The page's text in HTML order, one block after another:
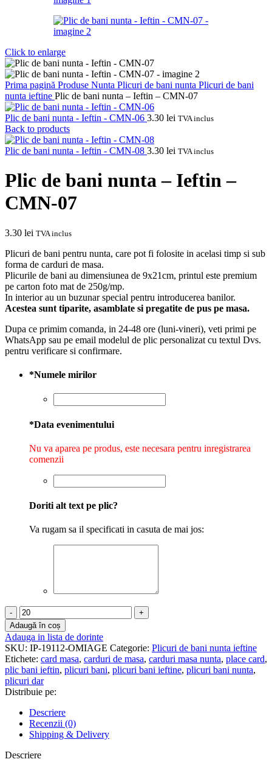
Click to enlarge
Prima pagină Produse Nunta Plicuri de bani nunta Plicuri de bani
nunta ieftine Plic de bani nunta – Ieftin – CMN-07
Plic de bani nunta - Ieftin - CMN-06 3.30 lei TVA inclus
Back to products
Plic de bani nunta - Ieftin - CMN-08 3.30 lei TVA inclus
Plic de bani nunta – Ieftin –
CMN-07
3.30 lei TVA inclus
Plicuri de bani pentru nunta, care pot fi folosite in acelasi timp si sub
forma de carduri de masa.
Plicurile de bani au dimensiunea de 9x21cm, printul este premium
pe carton foto mat de 250g/mp.
In interior au un buzunar special pentru introducerea banilor.
Acestea sunt tiparite, asamblate si pregatite de pus pe masa.
Dupa ce primim comanda, in 24-48 ore (luni-vineri), veti primi pe
WhatsApp sau pe email modelul de plic personalizat cu textul Dvs.
pentru verificare si confirmare.
*Numele mirilor
*Data evenimentului
Nu va aparea pe produs, este necesara pentru inregistrarea
comenzii
Doriti alt text pe plic?
Va rugam sa il specificati in casuta de mai jos:
Cantitate
Plic
de
bani
nunta
-
Ieftin
-
07
Adaugă în coș
Adauga in lista de dorinte
SKU: IP-19112-OMIAGE Categorie: Plicuri de bani nunta ieftine
Etichete: card masa, carduri de masa, carduri masa nunta, place card,
plic bani ieftin, plicuri bani, plicuri bani ieftine, plicuri bani nunta,
plicuri dar
Distribuie pe:
Descriere
Recenzii (0)
Shipping & Delivery
Descriere